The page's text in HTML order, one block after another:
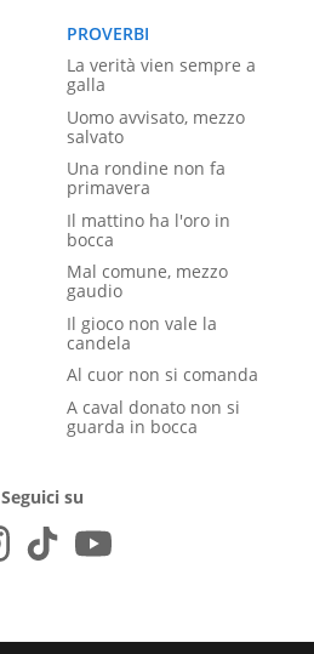
PROVERBI
La verità vien sempre a
galla
Uomo avvisato, mezzo
salvato
Una rondine non fa
primavera
Il mattino ha l'oro in
bocca
Mal comune, mezzo
gaudio
Il gioco non vale la
candela
Al cuor non si comanda
A caval donato non si
guarda in bocca
Seguici su